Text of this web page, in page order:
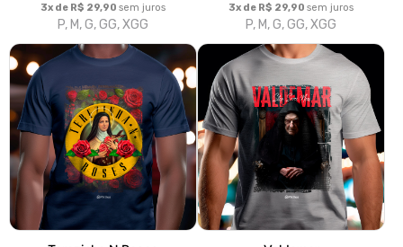
3x de R$ 29,90 sem juros
P, M, G, GG, XGG
3x de R$ 29,90 sem juros
P, M, G, GG, XGG